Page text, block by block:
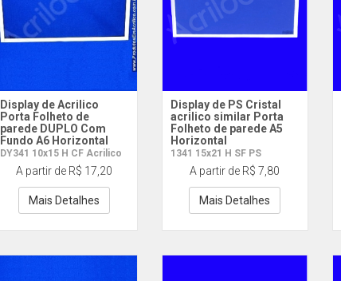
Display de Acrilico
Porta Folheto de
parede DUPLO Com
Fundo A6 Horizontal
DY341 10x15 H CF Acrilico
A partir de R$ 17,20
Mais Detalhes
Display de PS Cristal
acrilico similar Porta
Folheto de parede A5
Horizontal
1341 15x21 H SF PS
A partir de R$ 7,80
Mais Detalhes